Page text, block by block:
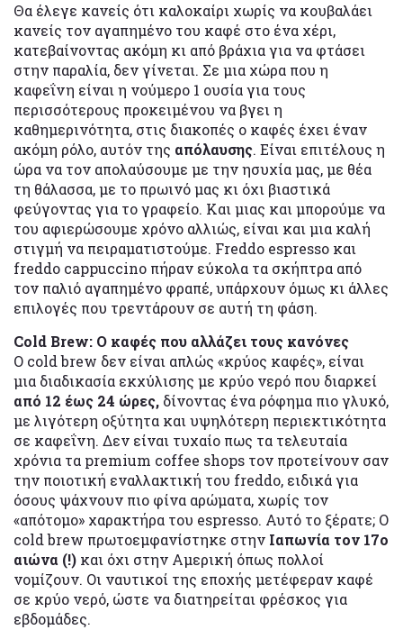
Θα έλεγε κανείς ότι καλοκαίρι χωρίς να κουβαλάει
κανείς τον αγαπημένο του καφέ στο ένα χέρι,
κατεβαίνοντας ακόμη κι από βράχια για να φτάσει
στην παραλία, δεν γίνεται. Σε μια χώρα που η
καφεΐνη είναι η νούμερο 1 ουσία για τους
περισσότερους προκειμένου να βγει η
καθημερινότητα, στις διακοπές ο καφές έχει έναν
ακόμη ρόλο, αυτόν της απόλαυσης. Είναι επιτέλους η
ώρα να τον απολαύσουμε με την ησυχία μας, με θέα
τη θάλασσα, με το πρωινό μας κι όχι βιαστικά
φεύγοντας για το γραφείο. Και μιας και μπορούμε να
του αφιερώσουμε χρόνο αλλιώς, είναι και μια καλή
στιγμή να πειραματιστούμε. Freddo espresso και
freddo cappuccino πήραν εύκολα τα σκήπτρα από
τον παλιό αγαπημένο φραπέ, υπάρχουν όμως κι άλλες
επιλογές που τρεντάρουν σε αυτή τη φάση.
Cold Brew: Ο καφές που αλλάζει τους κανόνες
Ο cold brew δεν είναι απλώς «κρύος καφές», είναι
μια διαδικασία εκχύλισης με κρύο νερό που διαρκεί
από 12 έως 24 ώρες, δίνοντας ένα ρόφημα πιο γλυκό,
με λιγότερη οξύτητα και υψηλότερη περιεκτικότητα
σε καφεΐνη. Δεν είναι τυχαίο πως τα τελευταία
χρόνια τα premium coffee shops τον προτείνουν σαν
την ποιοτική εναλλακτική του freddo, ειδικά για
όσους ψάχνουν πιο φίνα αρώματα, χωρίς τον
«απότομο» χαρακτήρα του espresso. Αυτό το ξέρατε; Ο
cold brew πρωτοεμφανίστηκε στην Ιαπωνία τον 17ο
αιώνα (!) και όχι στην Αμερική όπως πολλοί
νομίζουν. Οι ναυτικοί της εποχής μετέφεραν καφέ
σε κρύο νερό, ώστε να διατηρείται φρέσκος για
εβδομάδες.